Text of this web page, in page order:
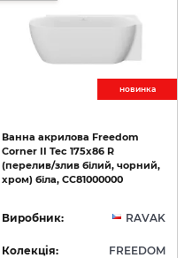
новинкa
Ванна акрилова Freedom
Corner II Tec 175х86 R
(перелив/злив білий, чорний,
хром) біла, CC81000000
Виробник: RAVAK
Колекція: FREEDOM